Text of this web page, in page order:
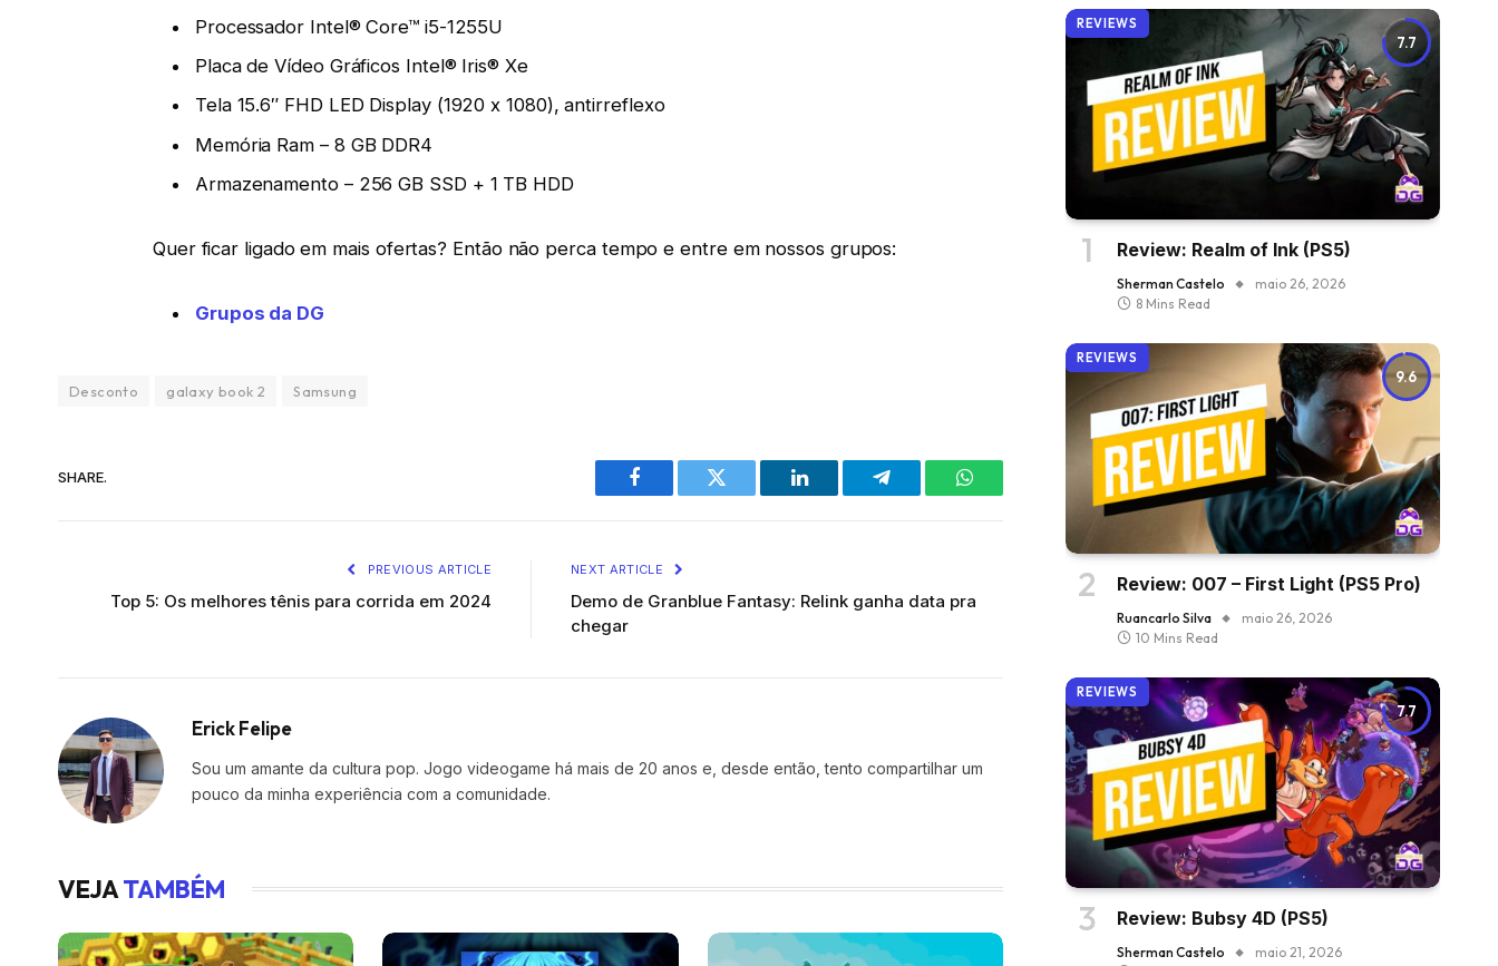
Processador Intel® Core™ i5-1255U
Placa de Vídeo Gráficos Intel® Iris® Xe
Tela 15.6″ FHD LED Display (1920 x 1080), antirreflexo
Memória Ram – 8 GB DDR4
Armazenamento – 256 GB SSD + 1 TB HDD
Quer ficar ligado em mais ofertas? Então não perca tempo e entre em nossos grupos:
Grupos da DG
Desconto galaxy book 2 Samsung
SHARE.
Facebook Twitter LinkedIn Telegram WhatsApp
PREVIOUS ARTICLE
Top 5: Os melhores tênis para corrida em 2024
NEXT ARTICLE
Demo de Granblue Fantasy: Relink ganha data pra
chegar
Erick Felipe
Sou um amante da cultura pop. Jogo videogame há mais de 20 anos e, desde então, tento compartilhar um
pouco da minha experiência com a comunidade.
VEJATAMBÉM
7.7
REVIEWS
Review: Realm of Ink (PS5)
Sherman Castelo
maio 26, 2026
8 Mins Read
9.6
REVIEWS
Review: 007 – First Light (PS5 Pro)
Ruancarlo Silva
maio 26, 2026
10 Mins Read
7.7
REVIEWS
Review: Bubsy 4D (PS5)
Sherman Castelo
maio 21, 2026